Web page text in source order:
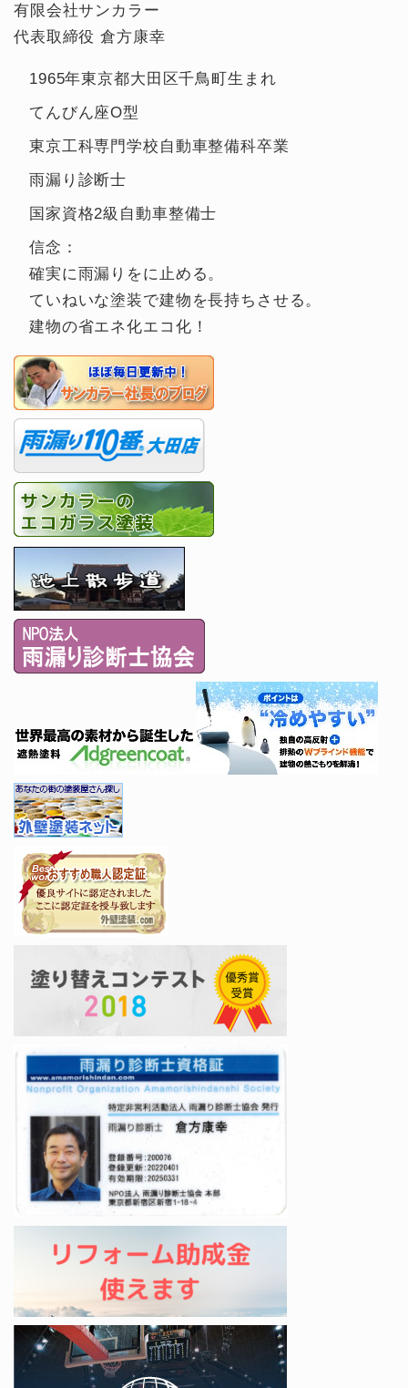
有限会社サンカラー
代表取締役 倉方康幸
1965年東京都大田区千鳥町生まれ
てんびん座O型
東京工科専門学校自動車整備科卒業
雨漏り診断士
国家資格2級自動車整備士
信念：
確実に雨漏りをに止める。
ていねいな塗装で建物を長持ちさせる。
建物の省エネ化エコ化！